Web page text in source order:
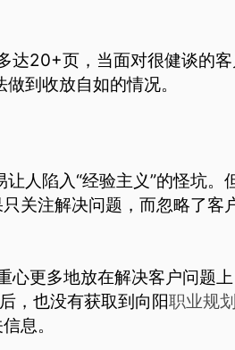
20+页，当面对很健谈的客
到收放自如的情况。
人陷入“经验主义”的怪坑。
关注解决问题，而忽略了客
心更多地放在解决客户问题
，也没有获取到向阳职业规划
息。